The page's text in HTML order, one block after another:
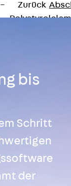
Zurück
Zurück
Querkraftdorn
Zurück
bis
Schritt
der